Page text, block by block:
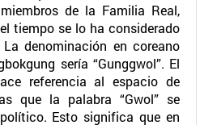
de la Familia Real,
tiempo se lo ha considerado
denominación en coreano
sería “Gunggwol”. El
referencia al espacio de
que la palabra “Gwol” se
Esto significa que en